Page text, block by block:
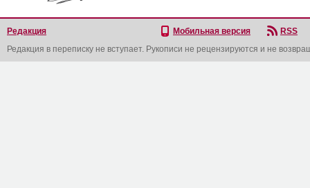
Редакция Мобильная версия
RSS
Редакция в переписку не вступает. Рукописи не рецензируются и не